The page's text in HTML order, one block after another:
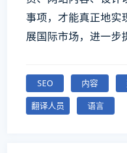
事项，才能真正地实
展国际市场，进一步
SEO 内容
翻译人员
语言